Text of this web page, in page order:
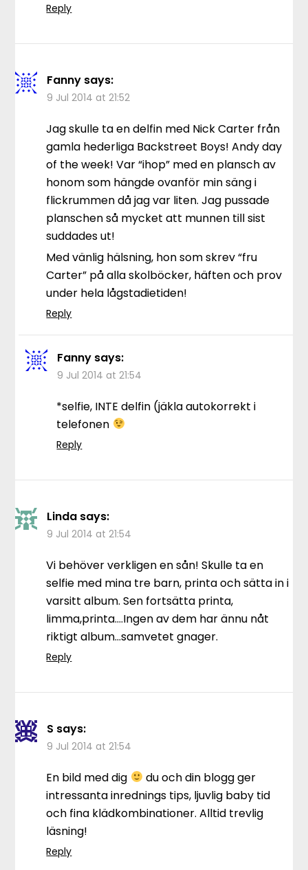
Reply
Fanny says:
9 Jul 2014 at 21:52
Jag skulle ta en delfin med Nick Carter från
gamla hederliga Backstreet Boys! Andy day
of the week! Var “ihop” med en plansch av
honom som hängde ovanför min säng i
flickrummen då jag var liten. Jag pussade
planschen så mycket att munnen till sist
suddades ut!
Med vänlig hälsning, hon som skrev “fru
Carter” på alla skolböcker, häften och prov
under hela lågstadietiden!
Reply
Fanny says:
9 Jul 2014 at 21:54
*selfie, INTE delfin (jäkla autokorrekt i
telefonen
Reply
Linda says:
9 Jul 2014 at 21:54
Vi behöver verkligen en sån! Skulle ta en
selfie med mina tre barn, printa och sätta in i
varsitt album. Sen fortsätta printa,
limma,printa….Ingen av dem har ännu nåt
riktigt album…samvetet gnager.
Reply
S says:
9 Jul 2014 at 21:54
En bild med dig
du och din blogg ger
intressanta inrednings tips, ljuvlig baby tid
och fina klädkombinationer. Alltid trevlig
läsning!
Reply